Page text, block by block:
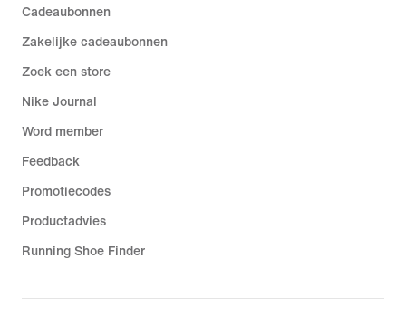
Cadeaubonnen
Zakelijke cadeaubonnen
Zoek een store
Nike Journal
Word member
Feedback
Promotiecodes
Productadvies
Running Shoe Finder